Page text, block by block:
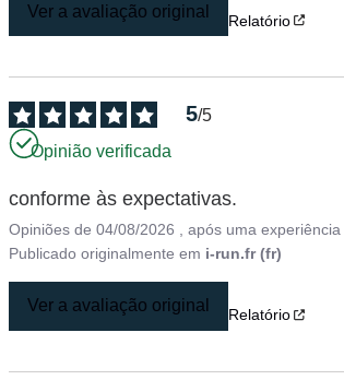
Ver a avaliação original Relatório
5/5
Opinião verificada
conforme às expectativas.
Opiniões de04/08/2026 , após uma
Publicado originalmente em i-run.fr (fr)
Ver a avaliação original Relatório